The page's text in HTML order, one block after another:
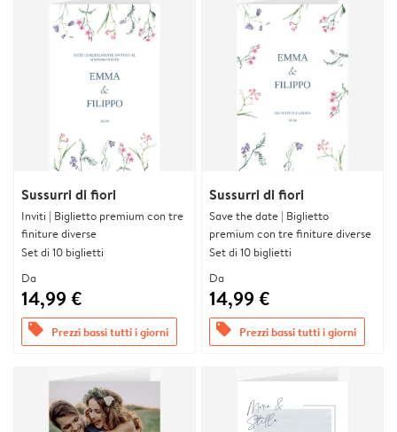
Sussurri di fiori
Inviti | Biglietto premium con tre
finiture diverse
Set di 10 biglietti
Da
14,99 €
offers Prezzi bassi tutti i giorni
Sussurri di fiori
Save the date | Biglietto
premium con tre finiture diverse
Set di 10 biglietti
Da
14,99 €
offers Prezzi bassi tutti i giorni